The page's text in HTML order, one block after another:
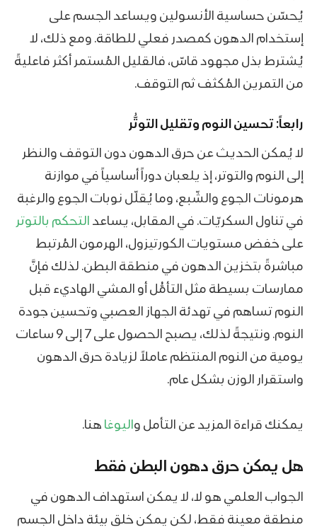
يُحسّن حساسية الأنسولين ويساعد الجسم على
إستخدام الدهون كمصدر فعلي للطاقة. ومع ذلك، لا
يُشترط بذل مجهود قاسّ، فالقليل المُستمر أكثر فاعليةً
من التمرين المُكثف ثم التوقف.
رابعاً: تحسين النوم وتقليل التوتُّر
لا يُمكن الحديث عن حرق الدهون دون التوقف والنظر
إلى النوم والتوتر، إذ يلعبان دوراً أساسياً في موازنة
هرمونات الجوع والشّبع، وما يُقلّل نوبات الجوع والرغبة
في تناول السكريّات. في المقابل، يساعد التحكم بالتوتر
على خفض مستويات الكورتيزول، الهرمون المُرتبط
مباشرةً بتخزين الدهون في منطقة البطن. لذلك فإنَّ
ممارسات بسيطة مثل التأمُّل أو المشي الهاديء قبل
النوم تساهم في تهدئة الجهاز العصبي وتحسين جودة
النوم. ونتيجةً لذلك، يصبح الحصول على 7 إلى 9 ساعات
يومية من النوم المنتظم عاملاً لزيادة حرق الدهون
واستقرار الوزن بشكل عام.
يمكنك قراءة المزيد عن التأمل واليوغا هنا.
هل يمكن حرق دهون البطن فقط
الجواب العلمي هو لا، لا يمكن استهداف الدهون في
منطقة معينة فقط، لكن يمكن خلق بيئة داخل الجسم